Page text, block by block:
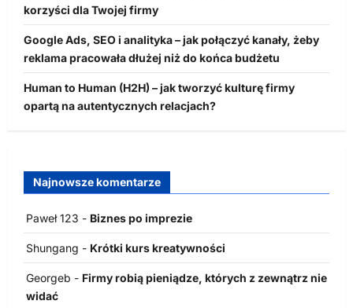
korzyści dla Twojej firmy
Google Ads, SEO i analityka – jak połączyć kanały, żeby
reklama pracowała dłużej niż do końca budżetu
Human to Human (H2H) – jak tworzyć kulturę firmy
opartą na autentycznych relacjach?
Najnowsze komentarze
Paweł 123 - Biznes po imprezie
Shungang - Krótki kurs kreatywności
Georgeb - Firmy robią pieniądze, których z zewnątrz nie
widać